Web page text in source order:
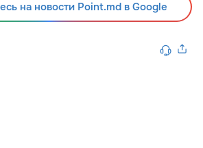
на новости Point.md в Google